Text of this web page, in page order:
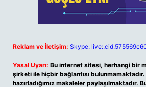
Reklam ve İletişim: Skype:
Yasal Uyarı: Bu internet sitesi, herhangi bir
şirketi ile hiçbir bağlantısı
hazırladığımız makaleler paylaşılmaktadır.